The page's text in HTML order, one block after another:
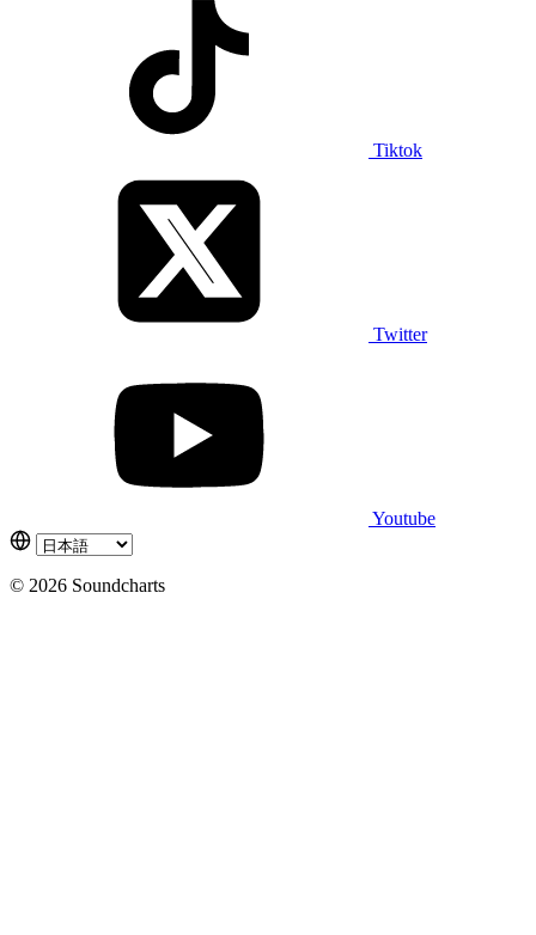
Tiktok
Twitter
Youtube
© 2026 Soundcharts